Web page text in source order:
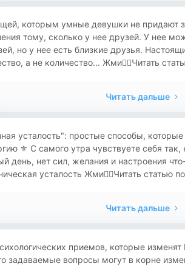
которым умные девушки не придают
тому, сколько у нее друзей. У нее
но у нее есть близкие друзья.
а не количество... Жми👉🏻Читать
Читать дальше
усталость": простые способы,
⚜️ С самого утра чувствуете себя так,
день, нет сил, желания и настроения
усталость Жми👉🏻Читать статью
Читать дальше
приемов, которые
задаваемые вопросы могут в корне